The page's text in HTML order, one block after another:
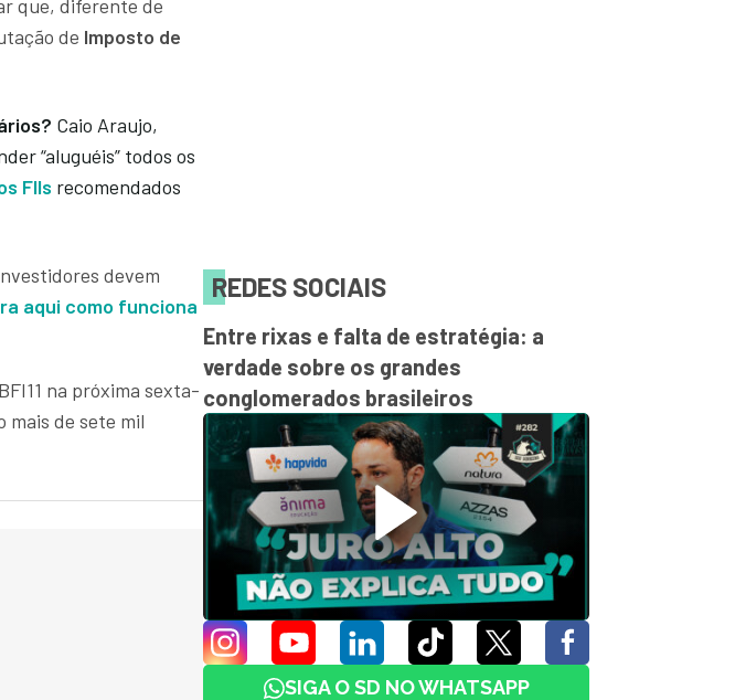
que, diferente de
de Imposto de
Caio Araujo,
“aluguéis” todos os
FIIs recomendados
devem
aqui como funciona
na próxima sexta-
mais de sete mil
REDES SOCIAIS
Entre rixas e falta de estratégia: a
verdade sobre os grandes
conglomerados brasileiros
SIGA O SD NO WHATSAPP